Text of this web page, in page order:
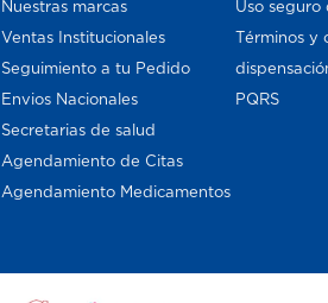
Nuestras marcas
Ventas Institucionales
Seguimiento a tu Pedido
Envios Nacionales
Secretarias de salud
Agendamiento de Citas
Agendamiento Medicamentos
Uso seguro
Términos y
PQRS